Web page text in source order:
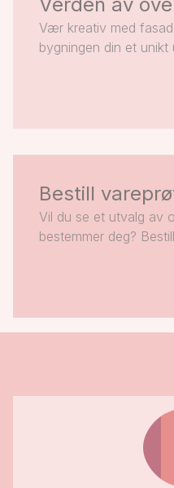
Vær kreativ med
bygningen din et unikt
Bestill
Vil du se et utvalg av
bestemmer deg?